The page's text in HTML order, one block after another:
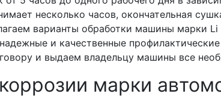
несколько часов, окончательная
варианты обработки машины марки
и качественные
и выдаем владельцу машины все
марки